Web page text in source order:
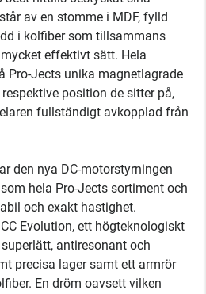
av en stomme i MDF, fylld
i kolfiber som tillsammans
effektivt sätt. Hela
Pro-Jects unika magnetlagrade
position de sitter på,
fullständigt avkopplad från
den nya DC-motorstyrningen
hela Pro-Jects sortiment och
och exakt hastighet.
Evolution, ett högteknologiskt
antiresonant och
precisa lager samt ett armrör
En dröm oavsett vilken